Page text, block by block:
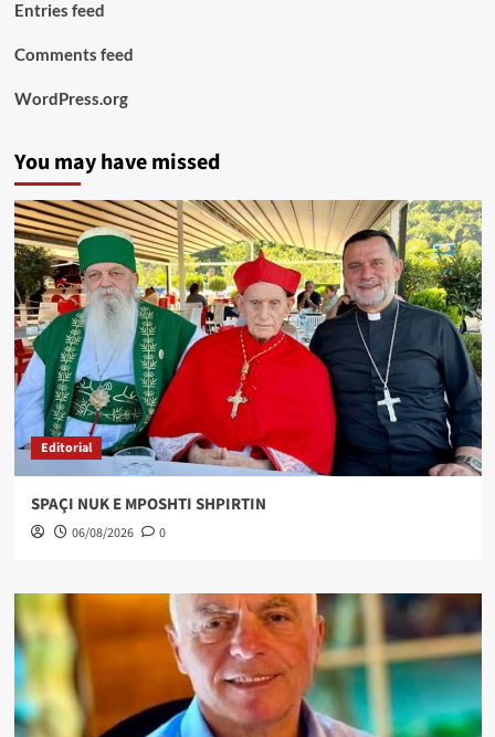
Entries feed
Comments feed
WordPress.org
You may have missed
Editorial
SPAÇI NUK E MPOSHTI SHPIRTIN
06/08/2026 0